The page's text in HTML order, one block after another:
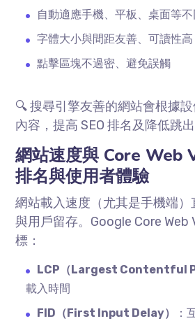
自動適應手機、平板、桌面等
字體大小與間距友善、可讀性高
點擊區塊不過密、避免誤觸
🔍 搜尋引擎友善的網站會根據
內容，提高 SEO排名及降低跳出
網站速度與 Core Web
排名與使用者體驗
網站載入速度（尤其是手機端）
與用戶留存。 Google Core
標：
LCP （ Largest Contentful
載入時間
FID （ First Input Delay）
：